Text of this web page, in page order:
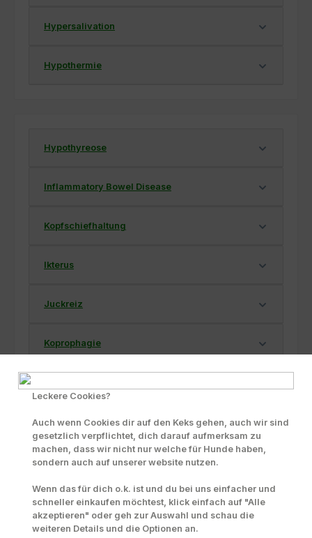
Hypersalivation
Hypothermie
Hypothyreose
Inflammatory Bowel Disease
Kopfschiefhaltung
Ikterus
Juckreiz
Koprophagie
Kokzidienbefall
Kot-blutig
Leckere Cookies?
Auch wenn Cookies dir auf den Keks gehen, auch wir sind
gesetzlich verpflichtet, dich darauf aufmerksam zu
machen, dass wir nicht nur welche für Hunde haben,
sondern auch auf unserer website nutzen.
Wenn das für dich o.k. ist und du bei uns einfacher und
schneller einkaufen möchtest, klick einfach auf "Alle
akzeptieren" oder geh zur Auswahl und schau die
weiteren Details und die Optionen an.